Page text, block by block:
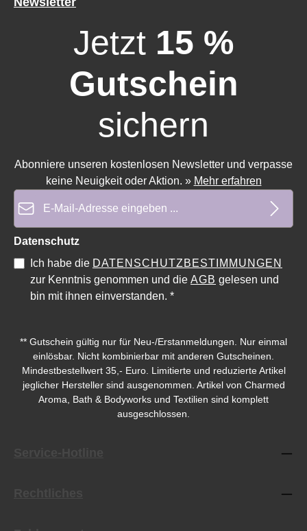
Durchschnittliche Bewertung von 0 von 5 SternenDurchschnittliche
Jetzt 15 %
Gutschein
sichern
Abonniere unseren kostenlosen Newsletter und verpasse
keine Neuigkeit oder Aktion. » Mehr erfahren
Datenschutz
Ich habe die DATENSCHUTZBESTIMMUNGEN
zur Kenntnis genommen und die AGB gelesen und
bin mit ihnen einverstanden. *
** Gutschein gültig nur für Neu-/Erstanmeldungen. Nur einmal
einlösbar. Nicht kombinierbar mit anderen Gutscheinen.
Mindestbestellwert 35,- Euro. Limitierte und reduzierte Artikel
jeglicher Hersteller sind ausgenommen. Artikel von Charmed
Aroma, Bath & Bodyworks und Textilien sind komplett
ausgeschlossen.